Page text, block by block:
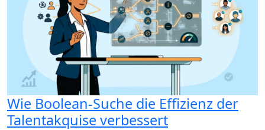
Wie Boolean-Suche die Effizienz der
Talentakquise verbessert